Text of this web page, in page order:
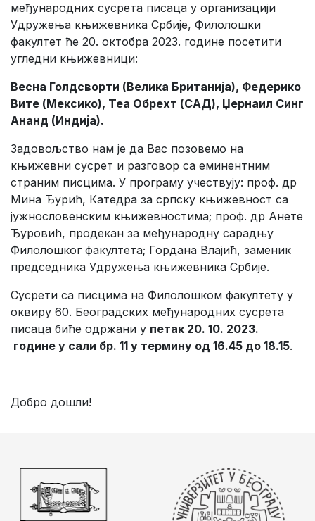
међународних сусрета писаца у организацији
Удружења књижевника Србије, Филолошки
факултет ће 20. октобра 2023. године посетити
угледни књижевници:
Весна Голдсворти (Велика Британија), Федерико
Вите (Мексико), Теа Обрехт (САД), Џернаил Синг
Ананд (Индија).
Задовољство нам је да Вас позовемо на
књижевни сусрет и разговор са еминентним
страним писцима. У програму учествују: проф. др
Мина Ђурић, Ка­тедра за српску књижевност са
јужнословенским књижевностима; проф. др Ане­те
Ђуровић, продекан за међународну сарадњу
Филолошког факултета; Гор­дана Влајић, заменик
председника Удружења књижевника Србије.
Сусрети са писцима на Филолошком факултету у
оквиру 60. Београдских међународних сусрета
писаца биће одржани у петак 20. 10. 2023.
године у сали бр. 11 у термину од 16.45 до 18.15.
Добро дошли!